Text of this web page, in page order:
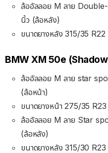
ล้ออัลลอย M ลาย
นิ้ว (ล้อหลัง)
ขนาดยางหลัง 315/35 R22
BMW XM 50e
ล้ออัลลอย M ลาย star
(ล้อหน้า)
ขนาดยางหน้า 275/35 R23
ล้ออัลลอย M ลาย Star
(ล้อหลัง)
ขนาดยางหลัง 315/30 R23